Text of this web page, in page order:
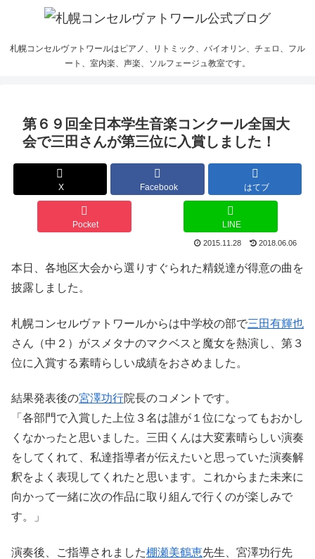
札幌コンセルヴァトワールはピアノ、リトミック、バイオリン、チェロ、フル
ート、室内楽、声楽、ソルフェージュ教室です。
第６９回全日本学生音楽コンクール全国大
会で三田さんが第三位に入賞しました！
X Facebook はてブ
Pocket LINE
2015.11.28 2018.06.06
本日、各地区大会から選りすぐられた精鋭達が得意の曲を
披露しました。
札幌コンセルヴァトワールからは中学校の部で三田有輝也
さん（中２）がスメタナのマクベスと魔女を熱演し、第３
位に入賞する素晴らしい成績をおさめました。
結果発表後の宮澤功行院長のコメントです。
「各部門で入賞した上位３名は誰が１位になってもおかし
くなかったと思いました。三田くんは大変素晴らしい演奏
をしてくれて、私達指導者が伝えたいと思っていた演奏解
釈をよく表現してくれたと思います。これからまた未来に
向かって一緒に次の作品に取り組んで行くのが楽しみで
す。」
演奏後、ご指導されました棚瀬美鶴恵先生、宮澤功行先